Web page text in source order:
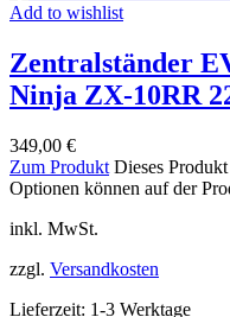
Add to wishlist
Zentralständer
Ninja ZX-10RR
349,00 €
Zum Produkt Dieses
Optionen können auf der
inkl. MwSt.
zzgl. Versandkosten
Lieferzeit: 1-3 Werktage